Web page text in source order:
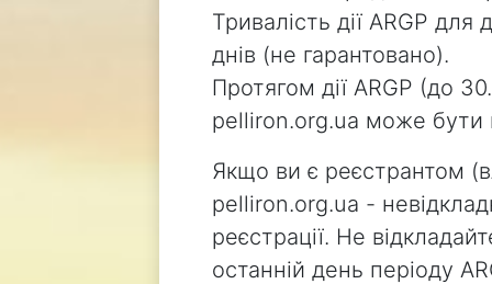
Тривалість дії ARGP
днів (не гарантовано).
Протягом дії ARGP (до
pelliron.org.ua може бути
Якщо ви є реєстрантом
pelliron.org.ua -
реєстрації. Не
останній день періоду